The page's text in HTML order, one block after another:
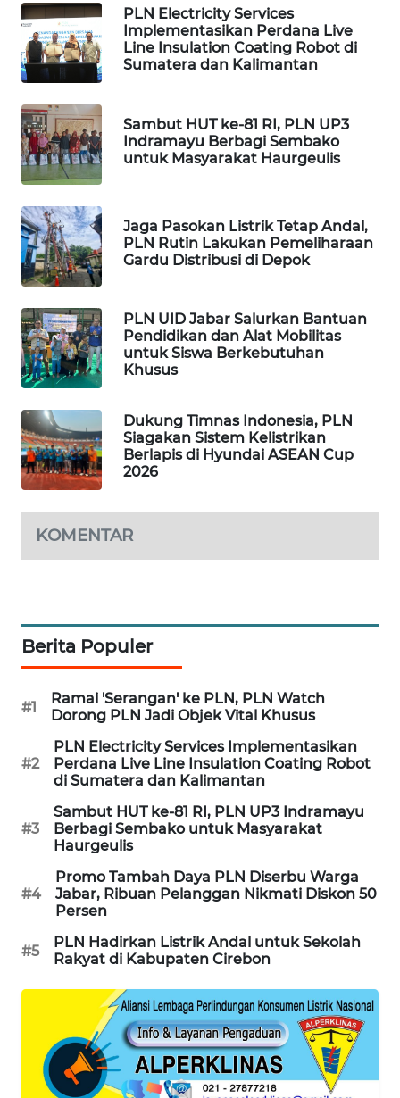
PLN Electricity Services
Implementasikan Perdana Live
Line Insulation Coating Robot di
Sumatera dan Kalimantan
Sambut HUT ke-81 RI, PLN UP3
Indramayu Berbagi Sembako
untuk Masyarakat Haurgeulis
Jaga Pasokan Listrik Tetap Andal,
PLN Rutin Lakukan Pemeliharaan
Gardu Distribusi di Depok
PLN UID Jabar Salurkan Bantuan
Pendidikan dan Alat Mobilitas
untuk Siswa Berkebutuhan
Khusus
Dukung Timnas Indonesia, PLN
Siagakan Sistem Kelistrikan
Berlapis di Hyundai ASEAN Cup
2026
KOMENTAR
Berita Populer
#1
Ramai 'Serangan' ke PLN, PLN Watch
Dorong PLN Jadi Objek Vital Khusus
#2
PLN Electricity Services Implementasikan
Perdana Live Line Insulation Coating Robot
di Sumatera dan Kalimantan
#3
Sambut HUT ke-81 RI, PLN UP3 Indramayu
Berbagi Sembako untuk Masyarakat
Haurgeulis
#4
Promo Tambah Daya PLN Diserbu Warga
Jabar, Ribuan Pelanggan Nikmati Diskon 50
Persen
#5
PLN Hadirkan Listrik Andal untuk Sekolah
Rakyat di Kabupaten Cirebon
WN
TAPANULI
SELATAN
WN
TANJUNG
LESUNG
WN
KARO
WN
SIMALUNGUN
WN
LABUHANBATU
WN
TENGAH
WN DELI
SERDANG
WN
PAKPAK
KARAWANG
WN
BEKASI
WN
BOGOR
WN
DEPOK
WN
TAPANULI
UTARA
WN
SAMOSIR